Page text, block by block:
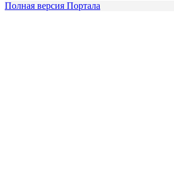
Полная версия Портала